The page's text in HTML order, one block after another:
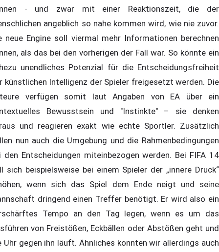
- und zwar mit einer Reaktionszeit, die der
angeblich so nahe kommen wird, wie nie zuvor.
neue Engine soll viermal mehr Informationen berechnen
als das bei den vorherigen der Fall war. So könnte ein
unendliches Potenzial für die Entscheidungsfreiheit
künstlichen Intelligenz der Spieler freigesetzt werden. Die
verfügen somit laut Angaben von EA über ein
Bewusstsein und "Instinkte" – sie denken
und reagieren exakt wie echte Sportler. Zusätzlich
nun auch die Umgebung und die Rahmenbedingungen
den Entscheidungen miteinbezogen werden. Bei FIFA 14
sich beispielsweise bei einem Spieler der „innere Druck“
wenn sich das Spiel dem Ende neigt und seine
dringend einen Treffer benötigt. Er wird also ein
Tempo an den Tag legen, wenn es um das
von Freistößen, Eckbällen oder Abstößen geht und
Uhr gegen ihn läuft. Ähnliches konnten wir allerdings auch